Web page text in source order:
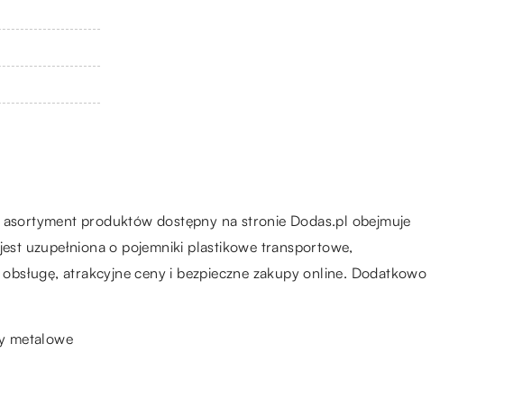
produktów dostępny na stronie Dodas.pl obejmuje
uzupełniona o pojemniki plastikowe transportowe,
atrakcyjne ceny i bezpieczne zakupy online. Dodatkowo
metalowe